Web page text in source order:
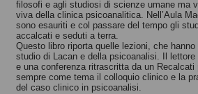
filosofi e agli studiosi di scienze umane ma
viva della clinica psicoanalitica. Nell’Aula
sono esauriti e col passare del tempo gli
accalcati e seduti a terra.
Questo libro riporta quelle lezioni, che
studio di Lacan e della psicoanalisi. Il
e una conferenza ritrascritta da un Recalcati
sempre come tema il colloquio clinico e la
del caso clinico in psicoanalisi.